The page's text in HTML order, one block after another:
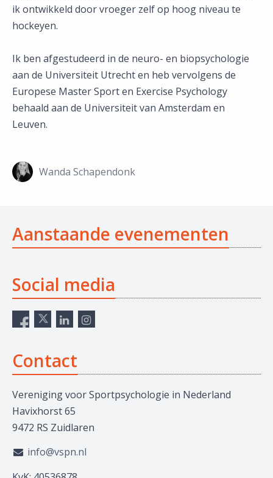
ik ontwikkeld door vroeger zelf op hoog niveau te
hockeyen.
Ik ben afgestudeerd in de neuro- en biopsychologie
aan de Universiteit Utrecht en heb vervolgens de
Europese Master Sport en Exercise Psychology
behaald aan de Universiteit van Amsterdam en
Leuven.
Wanda Schapendonk
Aanstaande evenementen
Social media
Contact
Vereniging voor Sportpsychologie in Nederland
Havixhorst 65
9472 RS Zuidlaren
info@vspn.nl